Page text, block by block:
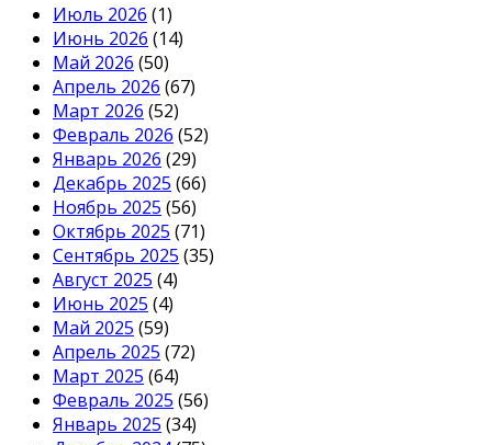
Июль 2026 (1)
Июнь 2026 (14)
Май 2026 (50)
Апрель 2026 (67)
Март 2026 (52)
Февраль 2026 (52)
Январь 2026 (29)
Декабрь 2025 (66)
Ноябрь 2025 (56)
Октябрь 2025 (71)
Сентябрь 2025 (35)
Август 2025 (4)
Июнь 2025 (4)
Май 2025 (59)
Апрель 2025 (72)
Март 2025 (64)
Февраль 2025 (56)
Январь 2025 (34)